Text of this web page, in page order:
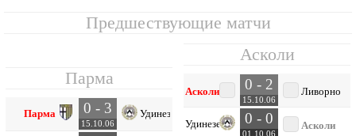
Предшествующие матчи
Парма
Парма 0 - 3
15.10.06
Удинезе
Асколи
Асколи 0 - 2
15.10.06
Ливорно
Удинезе 0 - 0
01.10.06
Асколи